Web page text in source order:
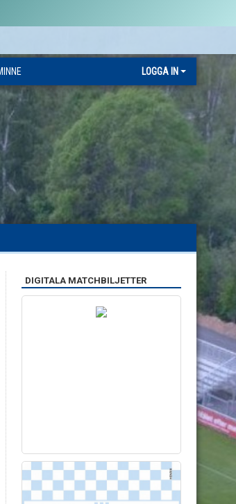
LOGGA IN
DIGITALA MATCHBILJETTER